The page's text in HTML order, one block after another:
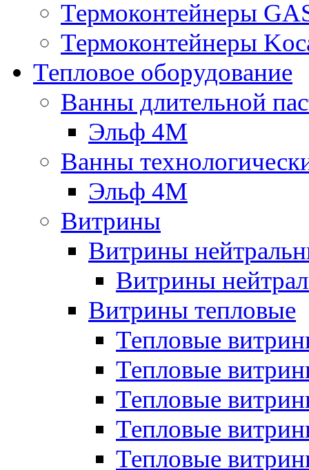
Термоконтейнеры
Термоконтейнеры
Тепловое оборудование
Ванны длительной
Эльф 4М
Ванны
Эльф 4М
Витрины
Витрины
Витрины
Витрины тепловые
Тепловые
Тепловые
Тепловые
Тепловые
Тепловые